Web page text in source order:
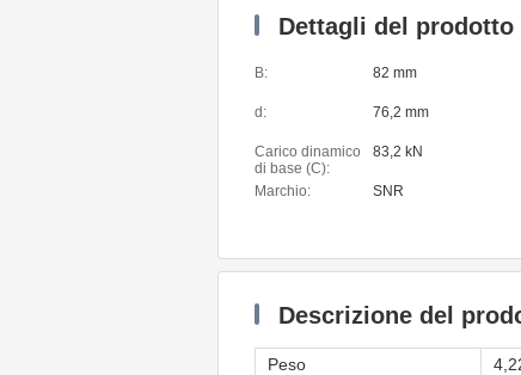
Dettagli del prodotto
B: 82 mm
d: 76,2 mm
Carico dinamico
di base (C):
83,2 kN
Marchio: SNR
Descrizione del
Peso